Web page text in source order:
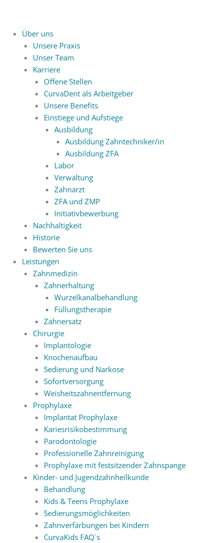
Über uns
Unsere Praxis
Unser Team
Karriere
Offene Stellen
CurvaDent als Arbeitgeber
Unsere Benefits
Einstiege und Aufstiege
Ausbildung
Ausbildung Zahntechniker/in
Ausbildung ZFA
Labor
Verwaltung
Zahnarzt
ZFA und ZMP
Initiativbewerbung
Nachhaltigkeit
Historie
Bewerten Sie uns
Leistungen
Zahnmedizin
Zahnerhaltung
Wurzelkanalbehandlung
Füllungstherapie
Zahnersatz
Chirurgie
Implantologie
Knochenaufbau
Sedierung und Narkose
Sofortversorgung
Weisheitszahnentfernung
Prophylaxe
Implantat Prophylaxe
Kariesrisikobestimmung
Parodontologie
Professionelle Zahnreinigung
Prophylaxe mit festsitzender Zahnspange
Kinder- und Jugendzahnheilkunde
Behandlung
Kids & Teens Prophylaxe
Sedierungsmöglichkeiten
Zahnverfärbungen bei Kindern
CurvaKids FAQ´s